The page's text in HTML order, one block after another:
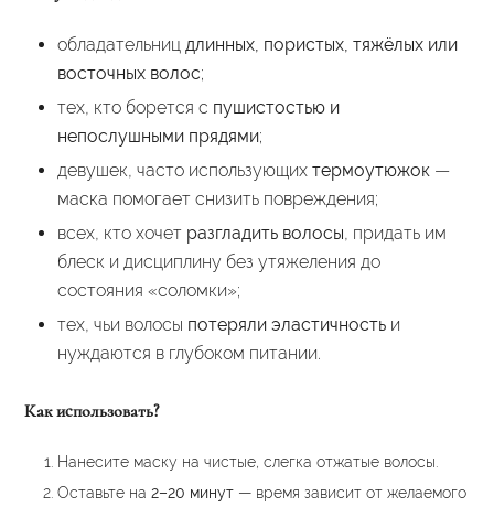
обладательниц длинных, пористых, тяжёлых или
восточных волос;
тех, кто борется с пушистостью и
непослушными прядями;
девушек, часто использующих термоутюжок —
маска помогает снизить повреждения;
всех, кто хочет разгладить волосы , придать им
блеск и дисциплину без утяжеления до
состояния «соломки»;
тех, чьи волосы потеряли эластичностьи
нуждаются в глубоком питании.
Как использовать?
Нанесите маску на чистые, слегка отжатые волосы.
Оставьте на 2–20 минут— время зависит от желаемого